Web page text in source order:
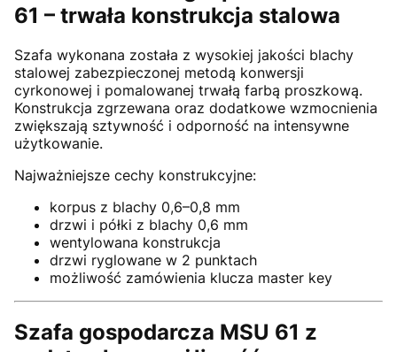
61 – trwała konstrukcja stalowa
Szafa wykonana została z wysokiej jakości blachy
stalowej zabezpieczonej metodą konwersji
cyrkonowej i pomalowanej trwałą farbą proszkową.
Konstrukcja zgrzewana oraz dodatkowe wzmocnienia
zwiększają sztywność i odporność na intensywne
użytkowanie.
Najważniejsze cechy konstrukcyjne:
korpus z blachy 0,6–0,8 mm
drzwi i półki z blachy 0,6 mm
wentylowana konstrukcja
drzwi ryglowane w 2 punktach
możliwość zamówienia klucza master key
Szafa gospodarcza MSU 61 z